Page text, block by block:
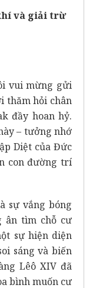
và giải trừ
vui mừng gửi
thăm hỏi chân
đầy hoan hỷ.
– tưởng nhớ
Diệt của Đức
con đường trí
sự vắng bóng
ân tìm chỗ cư
sự hiện diện
sáng và biến
Lêô XIV đã
bình muốn cư